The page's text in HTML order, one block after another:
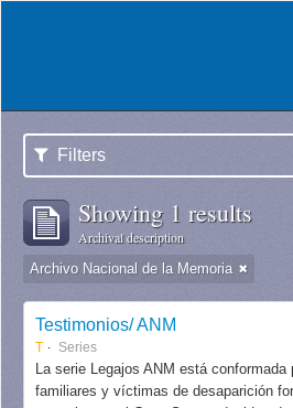
Filters
Showing 1 results
Archival description
Archivo Nacional de la Memoria
Testimonios/ ANM
T Series
La serie Legajos ANM está
familiares y víctimas de desaparición